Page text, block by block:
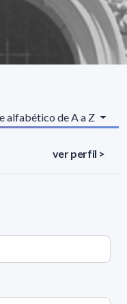
alfabético de A a Z
ver perfil >